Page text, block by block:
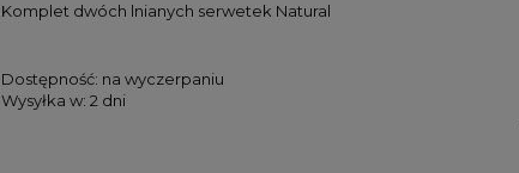
Komplet dwóch lnianych serwetek Natural
Dostępność: na wyczerpaniu
Wysyłka w: 2 dni